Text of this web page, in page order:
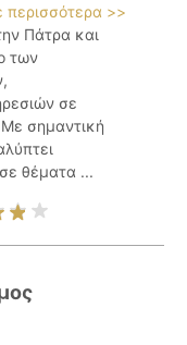
περισσότερα >>
Πάτρα και
των
σε
σημαντική
θέματα ...